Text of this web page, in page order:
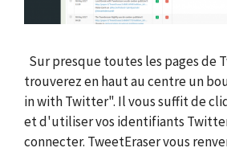
Sur presque toutes les pages de
trouverez en haut au centre un
in with Twitter". Il vous suffit de
et d'utiliser vos identifiants
connecter. TweetEraser vous